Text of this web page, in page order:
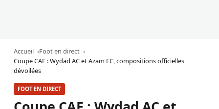
Accueil
Foot en direct
Coupe CAF : Wydad AC et Azam FC, compositions officielles
dévoilées
FOOT EN DIRECT